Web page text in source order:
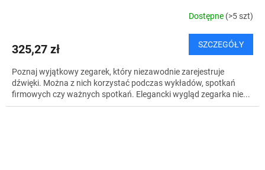
Dostępne (>5 szt)
325,27 zł SZCZEGÓŁY
Poznaj wyjątkowy zegarek, który niezawodnie zarejestruje
dźwięki. Można z nich korzystać podczas wykładów, spotkań
firmowych czy ważnych spotkań. Elegancki wygląd zegarka nie...